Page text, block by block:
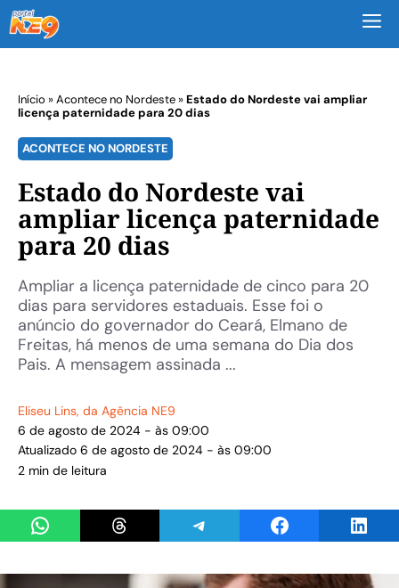
Início »Acontece no Nordeste»Estado do Nordeste vai ampliar
licença paternidade para 20 dias
ACONTECE NO NORDESTE
Estado do Nordeste vai
ampliar licença paternidade
para 20 dias
Ampliar a licença paternidade de cinco para 20
dias para servidores estaduais. Esse foi o
anúncio do governador do Ceará, Elmano de
Freitas, há menos de uma semana do Dia dos
Pais. A mensagem assinada ...
Eliseu Lins, da Agência NE9
6 de agosto de 2024 - às 09:00
Atualizado 6 de agosto de 2024 - às 09:00
2 min de leitura
Share on WhatsAppShare on ThreadsShare on TelegramShare on Facebook